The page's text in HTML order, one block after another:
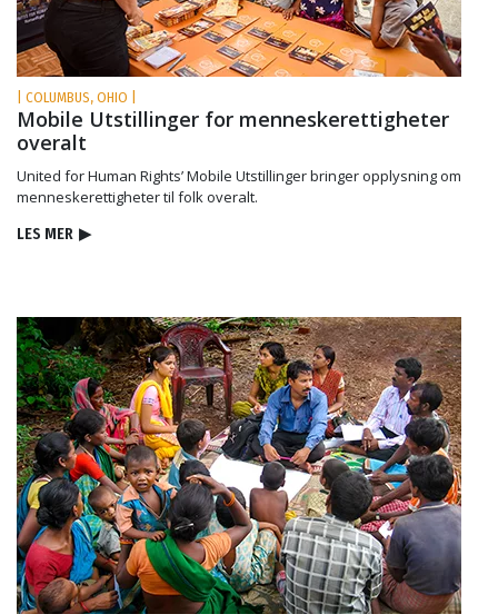
| COLUMBUS, OHIO |
Mobile Utstillinger for menneskerettigheter
overalt
United for Human Rights’ Mobile Utstillinger bringer opplysning om
menneskerettigheter til folk overalt.
LES MER ▶